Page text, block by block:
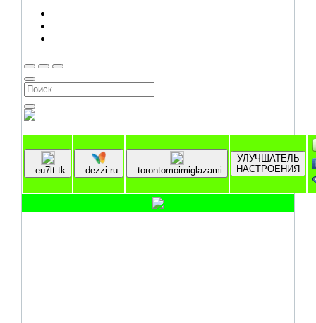
eu7lt.tk dezzi.ru torontomoimiglazami
УЛУЧШАТЕЛЬ
НАСТРОЕНИЯ